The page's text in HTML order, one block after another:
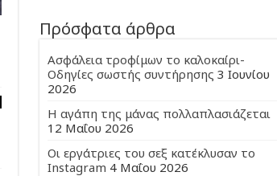
Πρόσφατα άρθρα
Ασφάλεια τροφίμων το καλοκαίρι-
Οδηγίες σωστής συντήρησης 3 Ιουνίου
2026
Η αγάπη της μάνας πολλαπλασιάζεται
12 Μαΐου 2026
Οι εργάτριες του σεξ κατέκλυσαν το
Instagram 4 Μαΐου 2026